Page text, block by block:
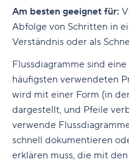
Am besten geeignet für:
Abfolge von Schritten in
Verständnis oder als
Flussdiagramme sind
häufigsten verwendeten
wird mit einer Form (in
dargestellt, und Pfeile
verwende
schnell dokumentieren
erklären muss, die mit